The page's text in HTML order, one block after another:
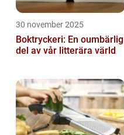
30 november 2025
Boktryckeri: En oumbärlig
del av vår litterära värld